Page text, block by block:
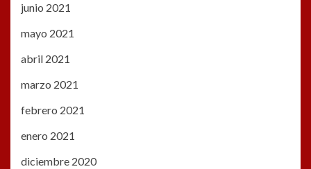
junio 2021
mayo 2021
abril 2021
marzo 2021
febrero 2021
enero 2021
diciembre 2020